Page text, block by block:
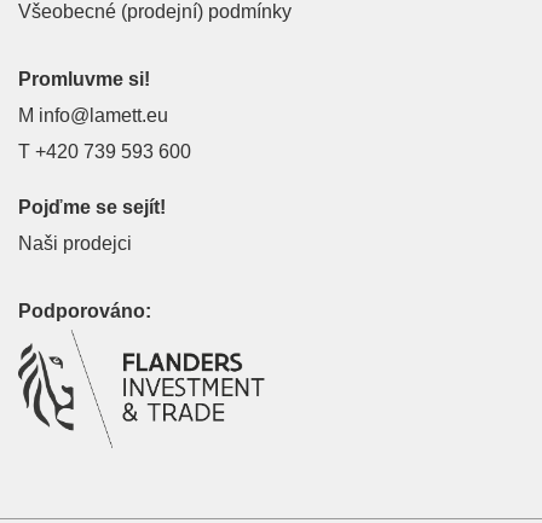
Všeobecné (prodejní) podmínky
Promluvme si!
M info@lamett.eu
T +420 739 593 600
Pojďme se sejít!
Naši prodejci
Podporováno: